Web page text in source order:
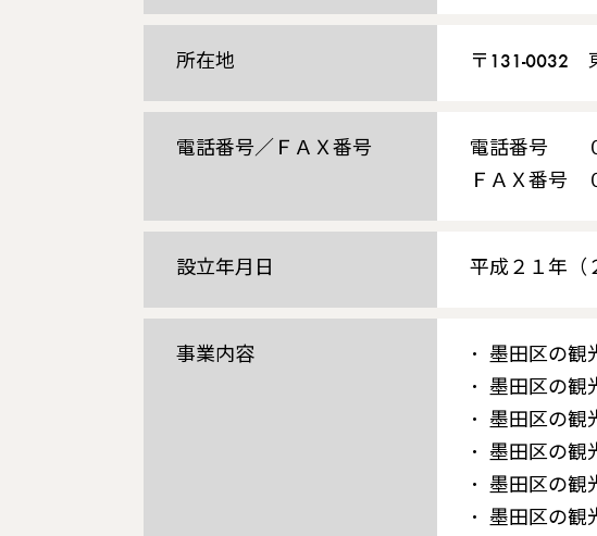
所在地 〒131-0032
電話番号／ＦＡＸ番号
電話番号 ０
ＦＡＸ番号
設立年月日 平成２１年（
事業内容
墨田区の観
墨田区の観
墨田区の観
墨田区の観
墨田区の観
墨田区の観